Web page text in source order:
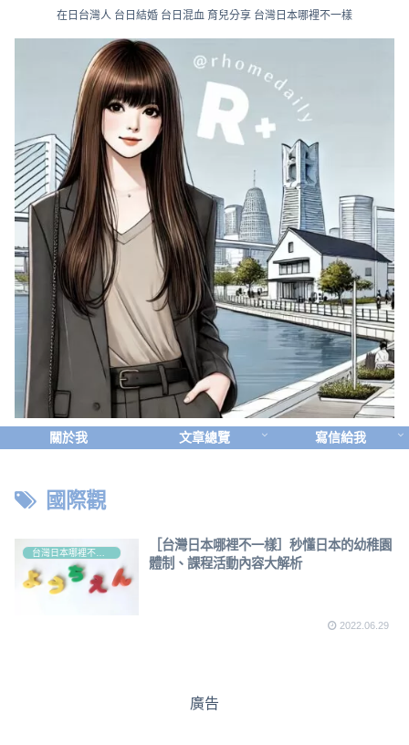
在日台灣人 台日結婚 台日混血 育兒分享 台灣日本哪裡不一樣
關於我 文章總覽 寫信給我
國際觀
［台灣日本哪裡不一樣］秒懂日本的幼稚園
體制、課程活動內容大解析
2022.06.29
廣告